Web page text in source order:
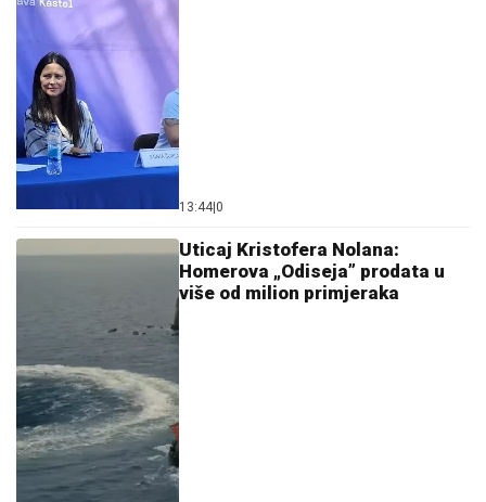
13:44 0
Uticaj Kristofera Nolana:
Homerova „Odiseja” prodata u
više od milion primjeraka